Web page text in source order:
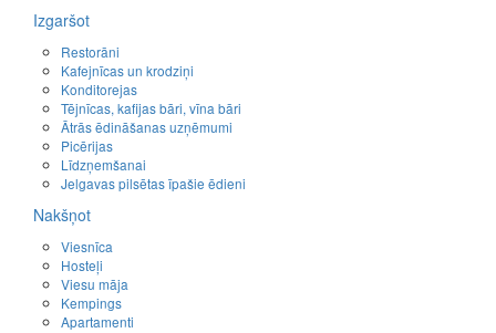
Izgaršot
Restorāni
Kafejnīcas un krodziņi
Konditorejas
Tējnīcas, kafijas bāri, vīna bāri
Ātrās ēdināšanas uzņēmumi
Picērijas
Līdzņemšanai
Jelgavas pilsētas īpašie ēdieni
Nakšņot
Viesnīca
Hosteļi
Viesu māja
Kempings
Apartamenti